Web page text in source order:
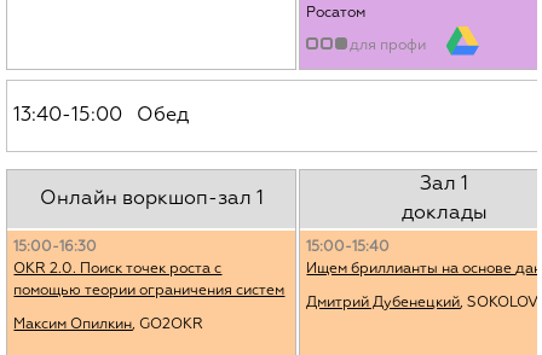
Росатом
для профи
13:40-15:00 Обед
Онлайн воркшоп-зал 1
15:00-16:30
OKR 2.0. Поиск точек роста с
помощью теории ограничения систем
Максим Опилкин, GO2OKR
Зал 1
доклады
15:00-15:40
Ищем бриллианты на основе
Дмитрий Дубенецкий, SOKOLOV